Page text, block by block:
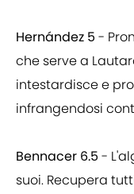
Hernández 5 -
che serve a
intestardisce e
infrangendosi
Bennacer 6.5 -
suoi. Recupera